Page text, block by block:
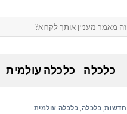
כלכלה כלכלה עולמית
חדשות, כלכלה כלכלה עולמית